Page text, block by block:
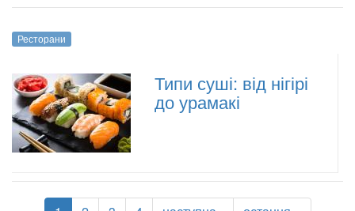
Ресторани
Типи суші: від нігірі
до урамакі